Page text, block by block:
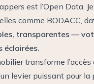
est l’Open Data.
comme BODACC,
transparentes —
éclairées.
transforme l’accès
levier puissant pour la